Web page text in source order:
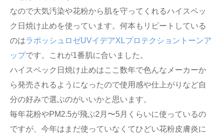
なので大気汚染や花粉から肌を守ってくれるハイスペッ
ク日焼け止めを使っています。何本もリピートしている
のはラポッシュロゼUVイデアXLプロテクショントーンア
ップです。これが1番肌に合いました。
ハイスペック日焼け止めはここ数年で色んなメーカーか
ら発売されるようになったので使用感や仕上がりなど自
分の好みで選ぶのがいいかと思います。
毎年花粉やPM2.5が飛ぶ2月〜5月くらいに使っているの
ですが、今年はまだ使っていなくてひどい花粉皮膚炎に